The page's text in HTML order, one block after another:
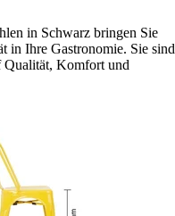
in Schwarz bringen Sie
in Ihre Gastronomie. Sie sind
Qualität, Komfort und